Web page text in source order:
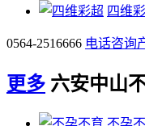
四维
0564-2516666 电话咨询
更多 六安中山